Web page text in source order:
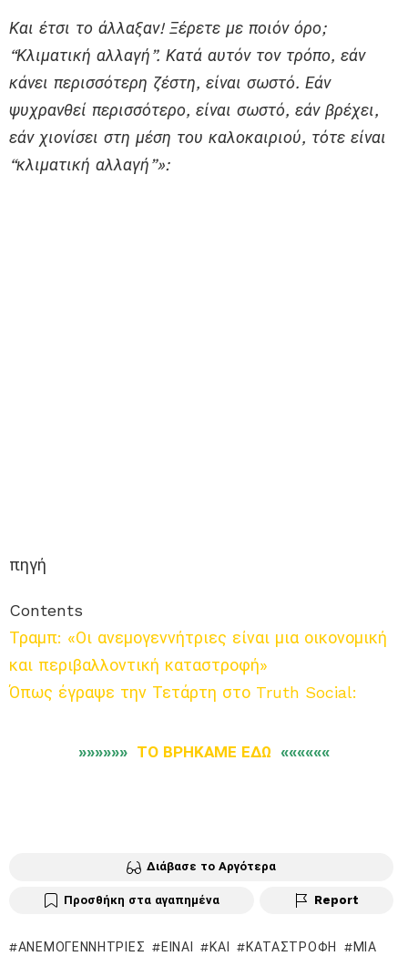
Και έτσι το άλλαξαν! Ξέρετε με ποιόν όρο;
“Κλιματική αλλαγή”. Κατά αυτόν τον τρόπο, εάν
κάνει περισσότερη ζέστη, είναι σωστό. Εάν
ψυχρανθεί περισσότερο, είναι σωστό, εάν βρέχει,
εάν χιονίσει στη μέση του καλοκαιριού, τότε είναι
“κλιματική αλλαγή”»:
πηγή
Contents
Τραμπ: «Οι ανεμογεννήτριες είναι μια οικονομική
και περιβαλλοντική καταστροφή»
Όπως έγραψε την Τετάρτη στο Truth Social:
»»»»»» ΤΟ ΒΡΗΚΑΜΕ ΕΔΩ ««««««
Διάβασε το Αργότερα
Προσθήκη στα αγαπημένα Report
ΑΝΕΜΟΓΕΝΝΉΤΡΙΕΣ ΕΊΝΑΙ ΚΑΙ ΚΑΤΑΣΤΡΟΦΉ
ΜΙΑ